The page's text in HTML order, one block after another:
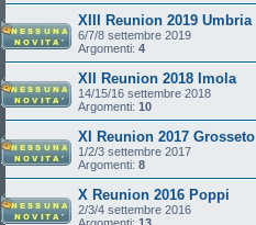
XIII Reunion 2019 Umbria
6/7/8 settembre 2019
Argomenti: 4
XII Reunion 2018 Imola
14/15/16 settembre 2018
Argomenti: 10
XI Reunion 2017 Grosseto
1/2/3 settembre 2017
Argomenti: 8
X Reunion 2016 Poppi
2/3/4 settembre 2016
Argomenti: 13